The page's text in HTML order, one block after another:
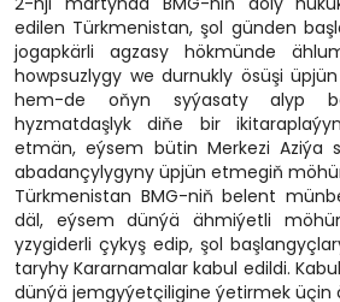
edilen Türkmenistan, şol günden
jogapkärli agzasy hökmünde
howpsuzlygy we durnukly ösüşi
hem-de oňyn syýasaty alyp
hyzmatdaşlyk diňe bir
etmän, eýsem bütin Merkezi Aziýa
abadançylygyny üpjün etmegiň
Türkmenistan BMG-niň belent
däl, eýsem dünýä ähmiýetli
yzygiderli çykyş edip, şol
taryhy Kararnamalar kabul edildi.
dünýä jemgyýetçiligine ýetirmek üçin